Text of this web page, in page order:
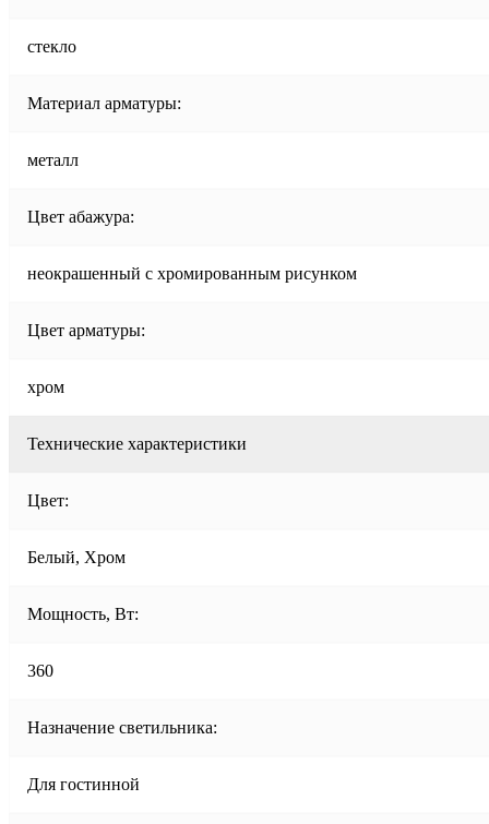
стекло
Материал арматуры:
металл
Цвет абажура:
неокрашенный с хромированным рисунком
Цвет арматуры:
хром
Технические характеристики
Цвет:
Белый, Хром
Мощность, Вт:
360
Назначение светильника:
Для гостинной